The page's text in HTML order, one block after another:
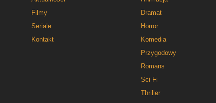
Filmy
Seriale
Kontakt
Dramat
Horror
Komedia
Przygodowy
Romans
Sci-Fi
Thriller